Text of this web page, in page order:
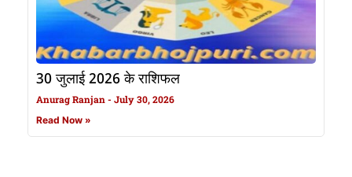
30 जुलाई 2026 के राशिफल
Anurag Ranjan July 30, 2026
Read Now »